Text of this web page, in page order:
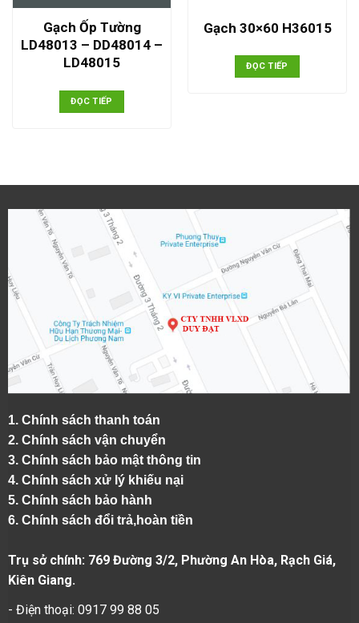
Gạch Ốp Tường
LD48013 – DD48014 –
LD48015
ĐỌC TIẾP
Gạch 30×60 H36015
ĐỌC TIẾP
1. Chính sách thanh toán
2. Chính sách vận chuyển
3. Chính sách bảo mật thông tin
4. Chính sách xử lý khiếu nại
5. Chính sách bảo hành
6. Chính sách đổi trả,hoàn tiền
Trụ sở chính: 769 Đường 3/2, Phường An Hòa, Rạch Giá,
Kiên Giang.
- Điện thoại: 0917 99 88 05